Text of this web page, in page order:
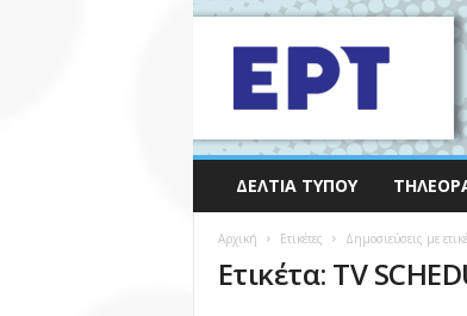
ΔΕΛΤΊΑ ΤΎΠΟΥ
Αρχική Ετικέτες Δημοσιεύσεις με
Ετικέτα: TV